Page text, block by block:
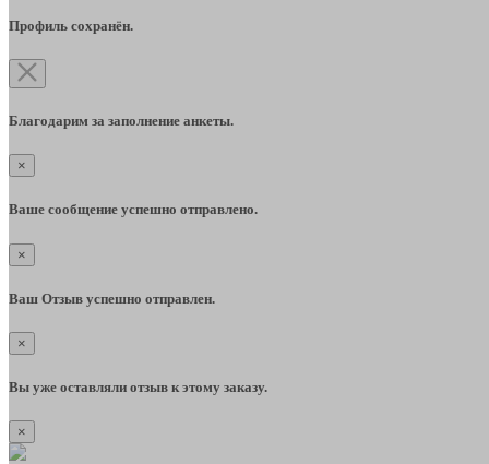
Профиль сохранён.
Благодарим за заполнение анкеты.
×
Ваше сообщение успешно отправлено.
×
Ваш Отзыв успешно отправлен.
×
Вы уже оставляли отзыв к этому заказу.
×